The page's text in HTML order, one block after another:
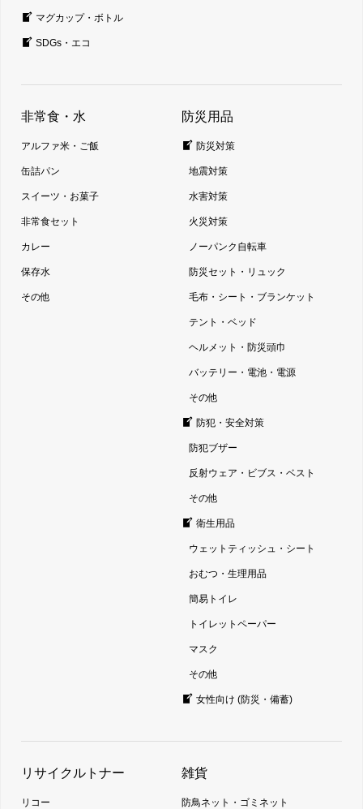
マグカップ・ボトル
SDGs・エコ
非常食・水
アルファ米・ご飯
缶詰パン
スイーツ・お菓子
非常食セット
カレー
保存水
その他
防災用品
防災対策
地震対策
水害対策
火災対策
ノーパンク自転車
防災セット・リュック
毛布・シート・ブランケット
テント・ベッド
ヘルメット・防災頭巾
バッテリー・電池・電源
その他
防犯・安全対策
防犯ブザー
反射ウェア・ビブス・ベスト
その他
衛生用品
ウェットティッシュ・シート
おむつ・生理用品
簡易トイレ
トイレットペーパー
マスク
その他
女性向け (防災・備蓄)
リサイクルトナー
リコー
雑貨
防鳥ネット・ゴミネット